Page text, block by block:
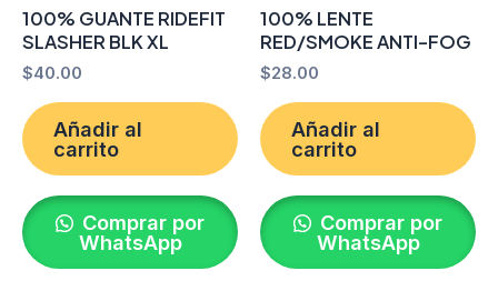
100% GUANTE RIDEFIT
SLASHER BLK XL
$40.00
Añadir al
carrito
Comprar por
WhatsApp
100% LENTE
RED/SMOKE ANTI-FOG
$28.00
Añadir al
carrito
Comprar por
WhatsApp